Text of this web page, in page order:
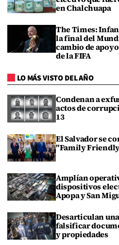
en Chalchuapa
The Times:
la final del
cambio de
de la FIFA
LO MÁS VISTO DEL AÑO
Condenan a
actos de
13
El Salvador se
"Family
Amplían
dispositivos
Apopa y San
Desarticulan
falsificar
y propiedades